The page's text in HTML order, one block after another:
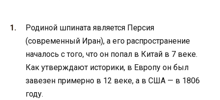
Родиной шпината является Персия
(современный Иран), а его распространение
началось с того, что он попал в Китай в 7 веке.
Как утверждают историки, в Европу он был
завезен примерно в 12 веке, а в США — в 1806
году.